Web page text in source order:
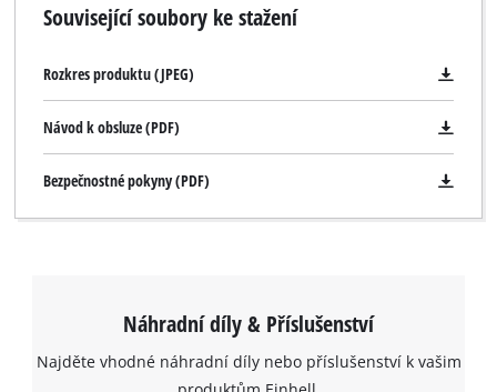
Související soubory ke stažení
Rozkres produktu (JPEG)
Návod k obsluze (PDF)
Bezpečnostné pokyny (PDF)
Náhradní díly & Příslušenství
Najděte vhodné náhradní díly nebo příslušenství k vašim